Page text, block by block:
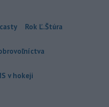
Rok Ľ.Štúra
v hokeji